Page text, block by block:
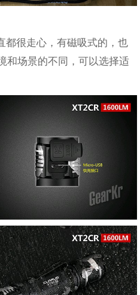
都很走心，有磁吸式的，也
和场景的不同，可以选择适